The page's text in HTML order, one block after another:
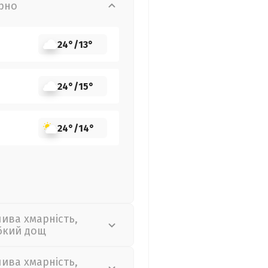
24°/13°
24°/15°
24°/14°
хмарність,
дощ
хмарність,